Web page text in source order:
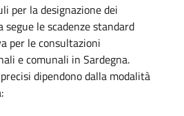
per la designazione dei
le scadenze standard
per le consultazioni
e comunali in Sardegna.
dipendono dalla modalità